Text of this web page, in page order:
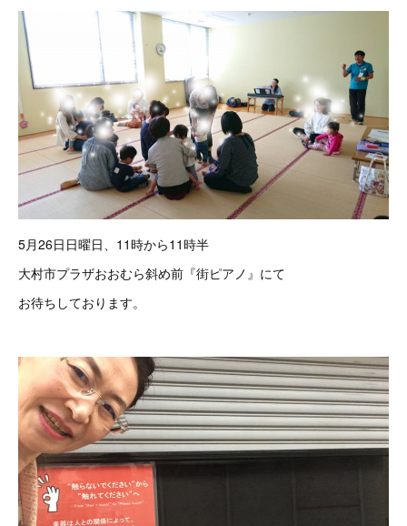
5月26日日曜日、11時から11時半
大村市プラザおおむら斜め前『街ピアノ』にて
お待ちしております。